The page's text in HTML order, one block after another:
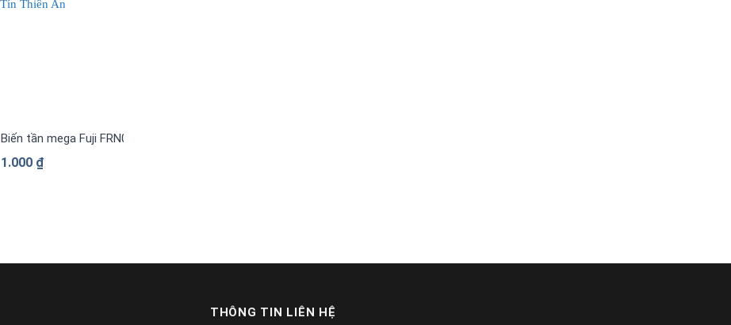
Biến tần mega Fuji FRN0840G2S-4G 3 pha 380 V
1.000 ₫
THÔNG TIN LIÊN HỆ